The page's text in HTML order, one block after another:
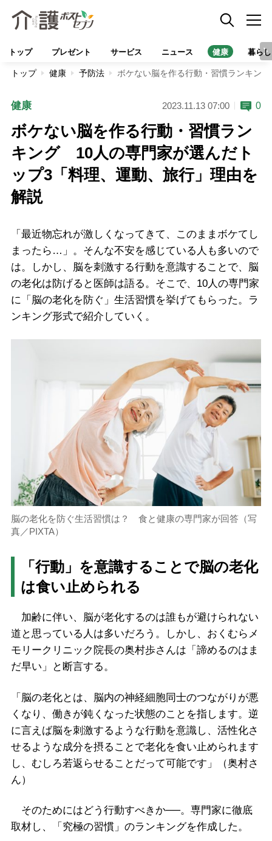
トップ プレゼント サービス ニュース 健康 暮らし
トップ 健康 予防法 ボケない脳を作る行動・習慣ランキン
健康 2023.11.13 07:00 0
ボケない脳を作る行動・習慣ラン
キング 10人の専門家が選んだト
ップ3「料理、運動、旅行」理由を
解説
「最近物忘れが激しくなってきて、このままボケてし
まったら…」。そんな不安を感じている人も多いので
は。しかし、脳を刺激する行動を意識することで、脳
の老化は防げると医師は語る。そこで、10人の専門家
に「脳の老化を防ぐ」生活習慣を挙げてもらった。ラ
ンキング形式で紹介していく。
脳の老化を防ぐ生活習慣は？ 食と健康の専門家が回答（写
真／PIXTA）
「行動」を意識することで脳の老化
は食い止められる
加齢に伴い、脳が老化するのは誰もが避けられない
道と思っている人は多いだろう。しかし、おくむらメ
モリークリニック院長の奥村歩さんは「諦めるのはま
だ早い」と断言する。
「脳の老化とは、脳内の神経細胞同士のつながりが悪
くなり、働きが鈍くなった状態のことを指します。逆
に言えば脳を刺激するような行動を意識し、活性化さ
せるような成分を摂ることで老化を食い止められます
し、むしろ若返らせることだって可能です」（奥村さ
ん）
そのためにはどう行動すべきか──。専門家に徹底
取材し、「究極の習慣」のランキングを作成した。